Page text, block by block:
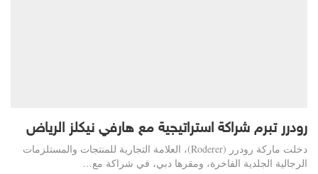
رودرر تبرم شراكة استراتيجية مع هارفي نيكلز الرياض
دخلت ماركة رودرر (Roderer)، العلامة التجارية للمنتجات والمستلزمات
الرجالية الجلدية الفاخرة، ومقرها دبي، في شراكة مع…